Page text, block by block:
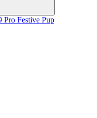
Pro Festive Pup